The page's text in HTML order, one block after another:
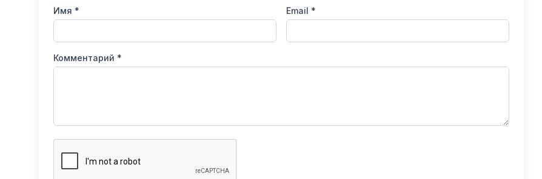
Имя * Email *
Комментарий *